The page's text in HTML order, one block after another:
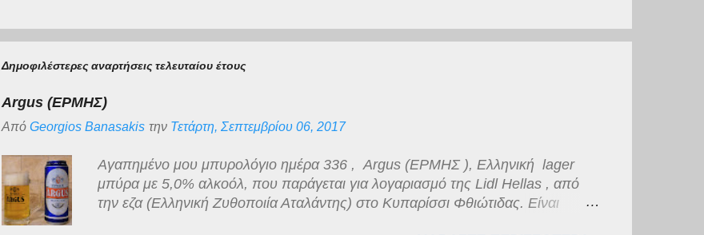
Δημοφιλέστερες αναρτήσεις τελευταίου έτους
Argus (ΕΡΜΗΣ)
Από Georgios Banasakis την Τετάρτη, Σεπτεμβρίου 06, 2017
Αγαπημένο μου μπυρολόγιο ημέρα 336 , Argus (ΕΡΜΗΣ ), Ελληνική lager
μπύρα με 5,0% αλκοόλ, που παράγεται για λογαριασμό της Lidl Hellas , από
την εζα (Ελληνική Ζυθοποιία Αταλάντης) στο Κυπαρίσσι Φθιώτιδας. Είναι